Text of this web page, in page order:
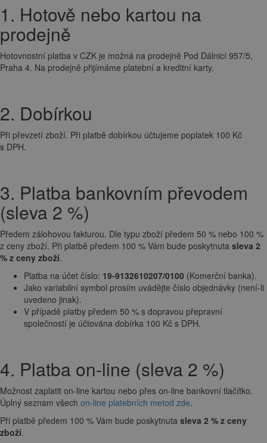
1. Hotově nebo kartou na
prodejně
Hotovnostní platba v CZK je možná na prodejně Pod Dálnicí 957/5,
Praha 4. Na prodejně přijímáme platební a kreditní karty.
2. Dobírkou
Při převzetí zboží. Při platbě dobírkou účtujeme poplatek 100 Kč
s DPH.
3. Platba bankovním převodem
(sleva 2 %)
Předem zálohovou fakturou. Dle typu zboží předem 50 % nebo 100 %
z ceny zboží. Při platbě předem 100 % Vám bude poskytnuta sleva 2
% z ceny zboží.
Platba na účet číslo: 19-9132610207/0100 (Komerční banka).
Jako variabilní symbol prosím uvádějte číslo objednávky (není-li
uvedeno jinak).
V případě platby předem 50 % s dopravou přepravní
společností je účtována dobírka 100 Kč s DPH.
4. Platba on-line (sleva 2 %)
Možnost zaplatit on-line kartou nebo přes on-line bankovní tlačítko.
Úplný seznam všech on-line platebních metod zde.
Při platbě předem 100 % Vám bude poskytnuta sleva 2 % z ceny
zboží.